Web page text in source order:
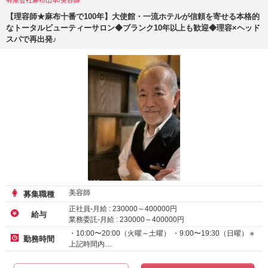
【理容師★麻布十番で100年】大使館・一流ホテルが信頼を寄せる本格的
なトータルビューティーサロン◆ブランク10年以上も歓迎◆理容×ヘッド
スパで再出発♪
募集職種 美容師
給与
正社員-月給 : 230000～400000円
業務委託-月給 : 230000～400000円
アルバイト・パート-時給1250 円～
勤務時間
・10:00〜20:00（火曜～土曜） ・9:00〜19:30（日曜） ※
上記時間内…